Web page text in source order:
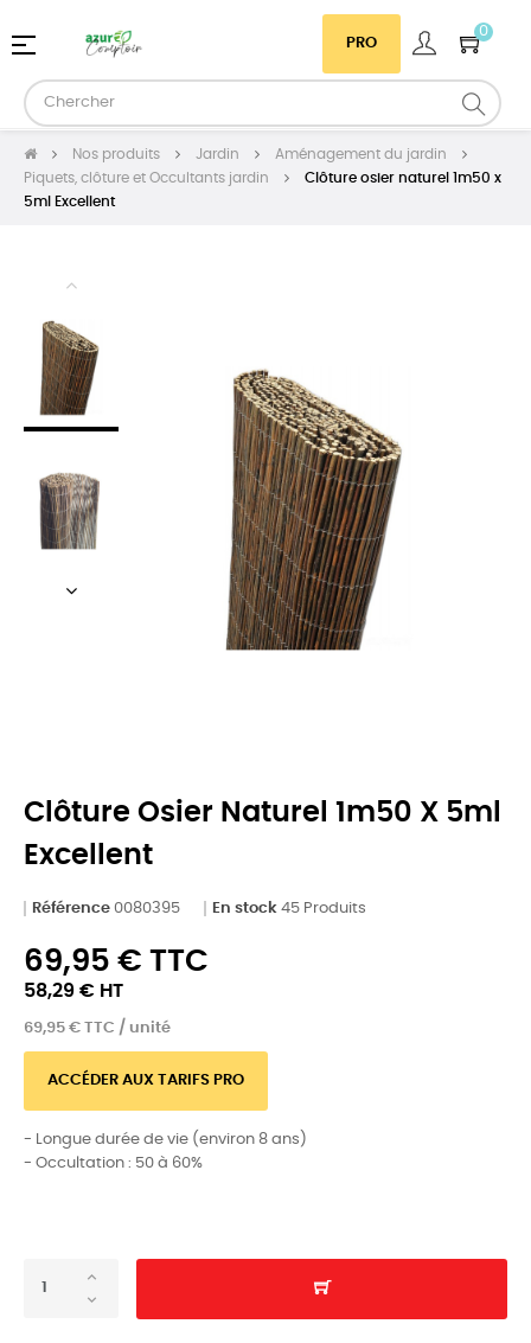
PRO
0
Basculer
navigation
☰
Nos produits Jardin
Aménagement du jardin
Piquets, clôture et Occultants jardin
Clôture osier naturel 1m50 x
5ml Excellent
Clôture Osier Naturel 1m50 X 5ml
Excellent
Référence 0080395 En stock 45 Produits
69,95 € TTC
58,29 € HT
69,95 € TTC / unité
ACCÉDER AUX TARIFS PRO
- Longue durée de vie (environ 8 ans)
- Occultation : 50 à 60%